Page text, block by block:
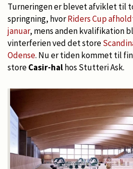
Turneringen er blevet afviklet til
springning, hvorRiders Cup
januar, mens anden kvalifikation
vinterferien ved det store
Odense. Nu er tiden kommet til
storeCasir-halhos Stutteri Ask.